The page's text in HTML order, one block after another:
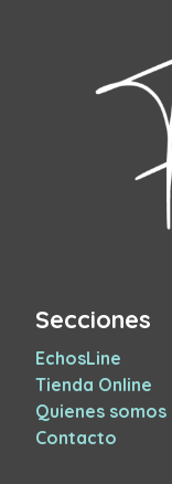
Secciones
EchosLine
Tienda Online
Quienes somos
Contacto